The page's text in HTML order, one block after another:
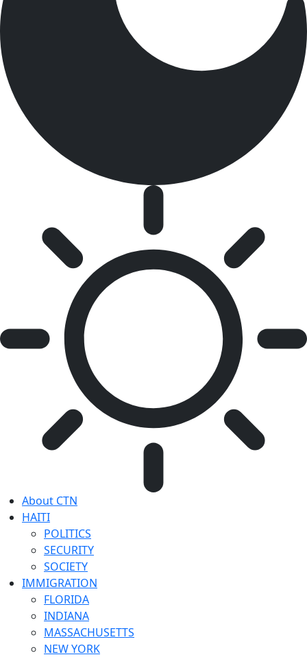
About CTN
HAITI
POLITICS
SECURITY
SOCIETY
IMMIGRATION
FLORIDA
INDIANA
MASSACHUSETTS
NEW YORK